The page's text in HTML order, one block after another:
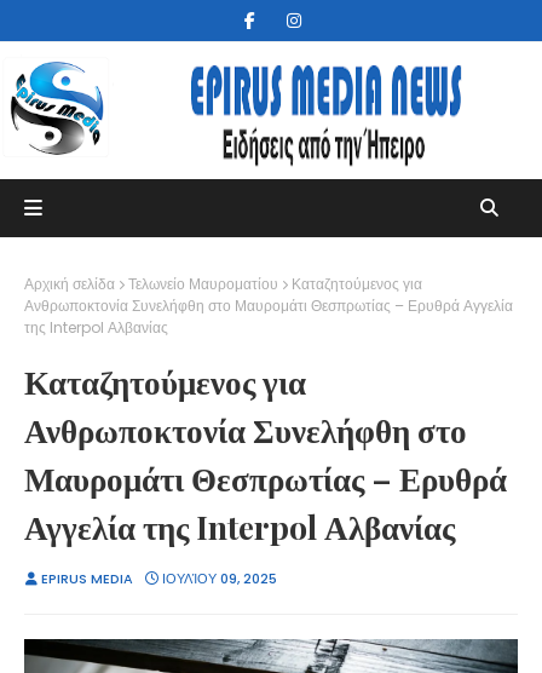
Αρχική σελίδα Τελωνείο Μαυροματίου
Καταζητούμενος για
Ανθρωποκτονία Συνελήφθη στο Μαυρομάτι Θεσπρωτίας – Ερυθρά Αγγελία
της Interpol Αλβανίας
Καταζητούμενος για
Ανθρωποκτονία Συνελήφθη στο
Μαυρομάτι Θεσπρωτίας – Ερυθρά
Αγγελία της Interpol Αλβανίας
EPIRUS MEDIA ΙΟΥΛΊΟΥ 09, 2025